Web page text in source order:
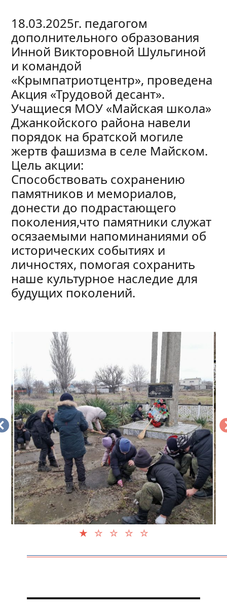
18.03.2025г. педагогом
дополнительного образования
Инной Викторовной Шульгиной
и командой
«Крымпатриотцентр», проведена
Акция «Трудовой десант».
Учащиеся МОУ «Майская школа»
Джанкойского района навели
порядок на братской могиле
жертв фашизма в селе Майском.
Цель акции:
Способствовать сохранению
памятников и мемориалов,
донести до подрастающего
поколения,что памятники служат
осязаемыми напоминаниями об
исторических событиях и
личностях, помогая сохранить
наше культурное наследие для
будущих поколений.